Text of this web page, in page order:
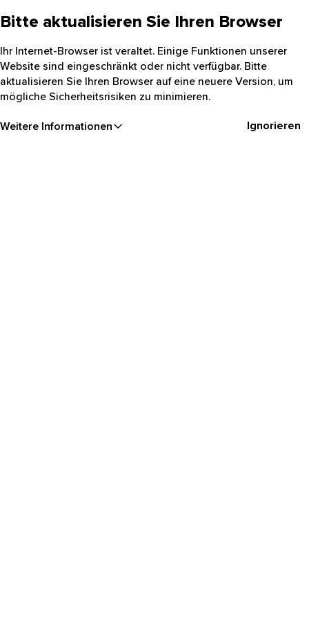
Bitte aktualisieren Sie Ihren Browser
Ihr Internet-Browser ist veraltet. Einige Funktionen unserer
Website sind eingeschränkt oder nicht verfügbar. Bitte
aktualisieren Sie Ihren Browser auf eine neuere Version, um
mögliche Sicherheitsrisiken zu minimieren.
Weitere Informationen Ignorieren